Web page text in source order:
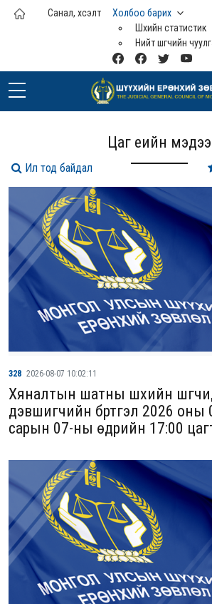
Үндсэн агуулга руу шилжих
Санал, хүсэлт
Холбоо барих
Шүүхийн статистик
Нийт шүүгчийн
Цаг үеийн мэдээ
328 2026-08-07 10:02:11
Хяналтын шатны шүүхийн
дэвшигчийн бүртгэл 2026 оны
сарын 07-ны өдрийн 17:00
Ил тод байдал